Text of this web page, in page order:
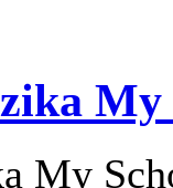
My
My